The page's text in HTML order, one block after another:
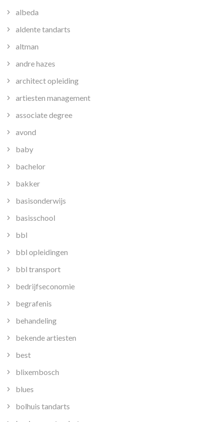
albeda
aldente tandarts
altman
andre hazes
architect opleiding
artiesten management
associate degree
avond
baby
bachelor
bakker
basisonderwijs
basisschool
bbl
bbl opleidingen
bbl transport
bedrijfseconomie
begrafenis
behandeling
bekende artiesten
best
blixembosch
blues
bolhuis tandarts